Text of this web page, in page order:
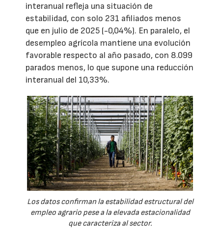
interanual refleja una situación de
estabilidad, con solo 231 afiliados menos
que en julio de 2025 (-0,04%). En paralelo, el
desempleo agrícola mantiene una evolución
favorable respecto al año pasado, con 8.099
parados menos, lo que supone una reducción
interanual del 10,33%.
Los datos confirman la estabilidad estructural del
empleo agrario pese a la elevada estacionalidad
que caracteriza al sector.